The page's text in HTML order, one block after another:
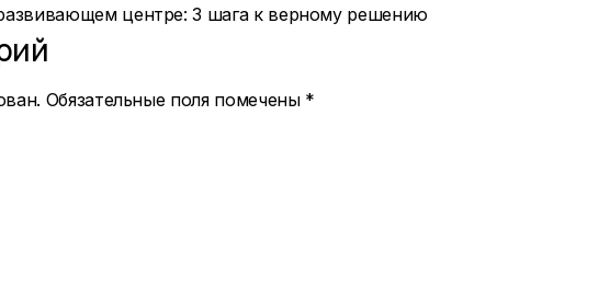
Обязательные поля помечены *